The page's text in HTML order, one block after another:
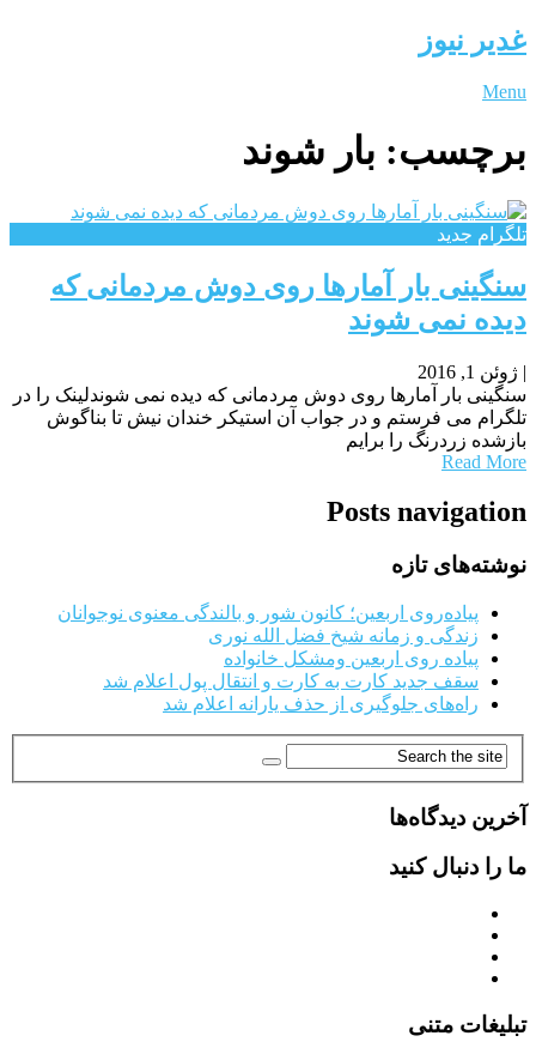
غدیر نیوز
Menu
برچسب: بار شوند
تلگرام جدید
سنگینی بار آمارها روی دوش مردمانی که
دیده نمی شوند
| ژوئن 1, 2016
سنگینی بار آمارها روی دوش مردمانی که دیده نمی شوندلینک را در
تلگرام می فرستم و در جواب آن استیکر خندان نیش تا بناگوش
بازشده زردرنگ را برایم
Read More
Posts navigation
نوشته‌های تازه
پیاده‌روی اربعین؛ کانون شور و بالندگی معنوی نوجوانان
زندگی و زمانه شیخ فضل الله نوری
پیاده روی اربعین ومشکل خانواده
سقف جدید کارت به کارت و انتقال پول اعلام شد
راه‌های جلوگیری از حذف یارانه اعلام شد
آخرین دیدگاه‌ها
ما را دنبال کنید
تبلیغات متنی